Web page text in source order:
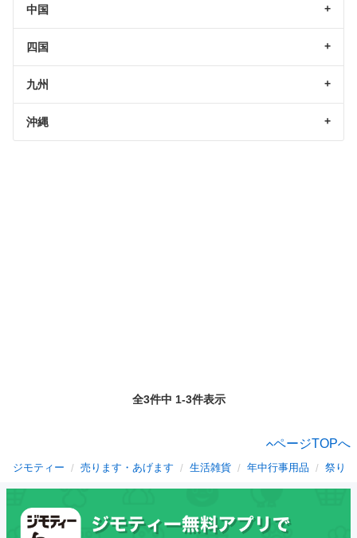
中国
四国
九州
沖縄
全3件中 1-3件表示
ページTOPへ
ジモティー 売ります・あげます 生活雑貨 年中行事用品 祭り